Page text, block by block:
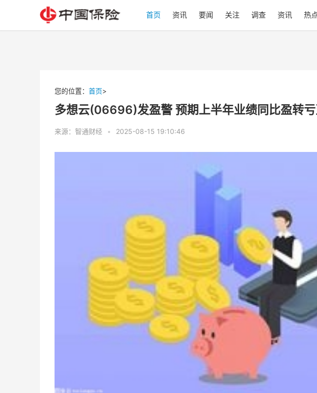
首页 资讯 要闻 关注 调查 资讯 热
您的位置： 首页>
多想云(06696)发盈警 预期上半年业绩同比盈转
来源：智通财经 • 2025-08-15 19:10:46